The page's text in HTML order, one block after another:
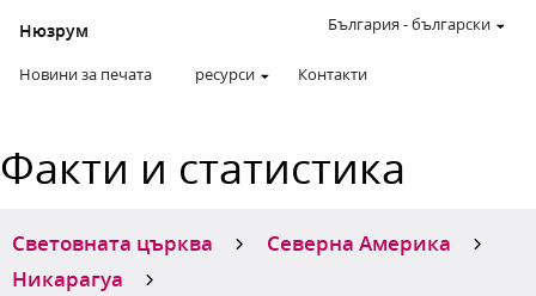
Нюзрум
Новини за печата ресурси Контакти
България -български
Факти и статистика
Световната църква
Северна Америка
Никарагуа